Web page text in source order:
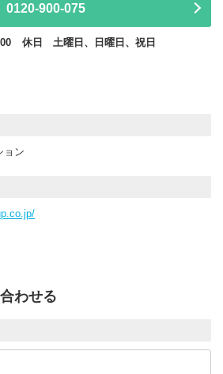
0120-900-075
休日 土曜日、日曜日、祝日
ョン
わせる